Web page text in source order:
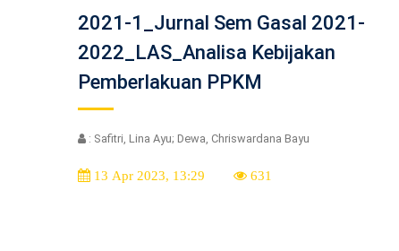
2021-1_Jurnal Sem Gasal 2021-
2022_LAS_Analisa Kebijakan
Pemberlakuan PPKM
: Safitri, Lina Ayu; Dewa, Chriswardana Bayu
13 Apr 2023, 13:29 631